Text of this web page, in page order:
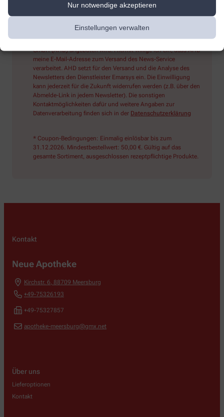
Nur notwendige akzeptieren
Einstellungen verwalten
Ich möchte den im Namen meiner Apotheke versandten News-
Service abonnieren, der von der Alliance Healthcare Deutschland
GmbH (AHD) angeboten wird. Hiermit willige ich ein, dass AHD
meine E-Mail-Adresse zum Versand des News-Service
verarbeitet. AHD setzt für den Versand und die Analyse des
Newsletters den Dienstleister Emarsys ein. Die Einwilligung
kann jederzeit für die Zukunft widerrufen werden (z.B. über den
Abmelde-Link in jedem Newsletter). Die sonstigen
Kontaktmöglichkeiten dafür und weitere Angaben zur
Datenverarbeitung finden sich in der Datenschutzerklärung
* Coupon-Bedingungen: Einmalig einlösbar bis zum
31.12.2026. Mindestbestellwert: 50,00 €. Gültig auf das
gesamte Sortiment, ausgeschlossen rezeptpflichtige Produkte.
Kontakt
Neue Apotheke
Kirchstr. 6, 88709 Meersburg
+49-75326193
+49-75327857
apotheke-meersburg@gmx.net
Über uns
Lieferoptionen
Kontakt